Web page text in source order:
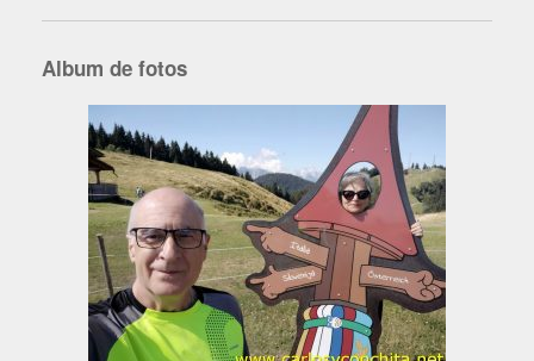
Album de fotos